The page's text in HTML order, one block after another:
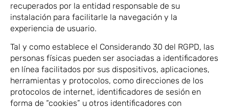
recuperados por la entidad responsable de su
instalación para facilitarle la navegación y la
experiencia de usuario.
Tal y como establece el Considerando 30 del RGPD, las
personas físicas pueden ser asociadas a identificadores
en línea facilitados por sus dispositivos, aplicaciones,
herramientas y protocolos, como direcciones de los
protocolos de internet, identificadores de sesión en
forma de “cookies” u otros identificadores con